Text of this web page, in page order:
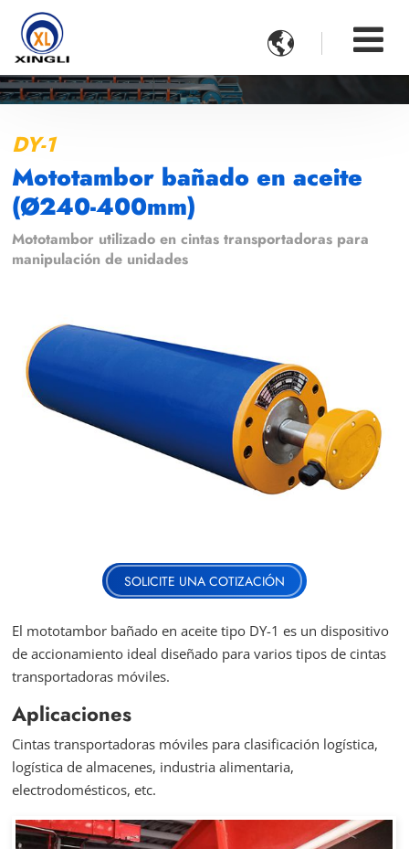

DY-1
Mototambor bañado en aceite
(Ø240-400mm)
Mototambor utilizado en cintas transportadoras para
manipulación de unidades
SOLICITE UNA COTIZACIÓN
El mototambor bañado en aceite tipo DY-1 es un dispositivo
de accionamiento ideal diseñado para varios tipos de cintas
transportadoras móviles.
Aplicaciones
Cintas transportadoras móviles para clasificación logística,
logística de almacenes, industria alimentaria,
electrodomésticos, etc.